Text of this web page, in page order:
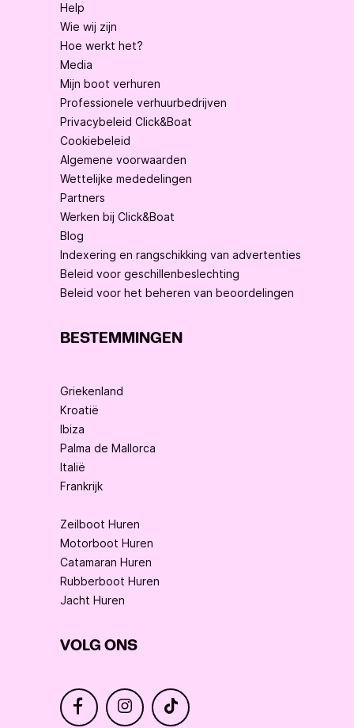
Help
Wie wij zijn
Hoe werkt het?
Media
Mijn boot verhuren
Professionele verhuurbedrijven
Privacybeleid Click&Boat
Cookiebeleid
Algemene voorwaarden
Wettelijke mededelingen
Partners
Werken bij Click&Boat
Blog
Indexering en rangschikking van advertenties
Beleid voor geschillenbeslechting
Beleid voor het beheren van beoordelingen
BESTEMMINGEN
Griekenland
Kroatië
Ibiza
Palma de Mallorca
Italië
Frankrijk
Zeilboot Huren
Motorboot Huren
Catamaran Huren
Rubberboot Huren
Jacht Huren
VOLG ONS